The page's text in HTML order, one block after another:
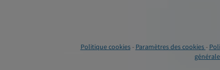
Politique cookies- Paramètres des cookies-